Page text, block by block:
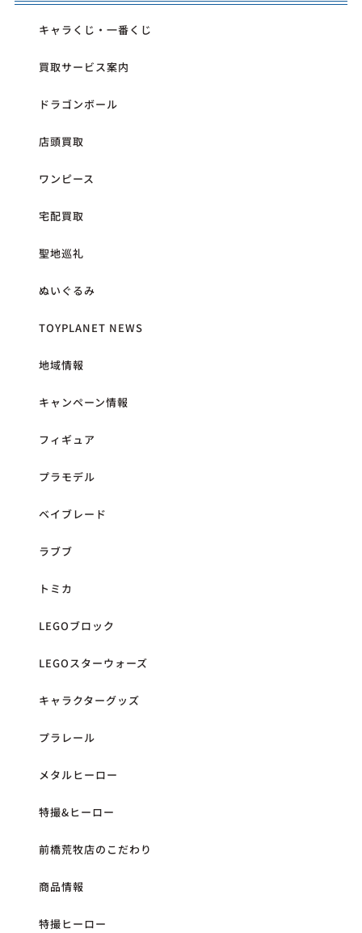
キャラくじ・一番くじ
買取サービス案内
ドラゴンボール
店頭買取
ワンピース
宅配買取
聖地巡礼
ぬいぐるみ
TOYPLANET NEWS
地域情報
キャンペーン情報
フィギュア
プラモデル
ベイブレード
ラブブ
トミカ
LEGOブロック
LEGOスターウォーズ
キャラクターグッズ
プラレール
メタルヒーロー
特撮&ヒーロー
前橋荒牧店のこだわり
商品情報
特撮ヒーロー